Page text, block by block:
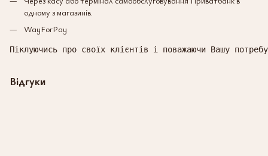
одному з магазинів.
WayForPay
Піклуючись про своїх клієнтів і поважаючи Вашу
Відгуки